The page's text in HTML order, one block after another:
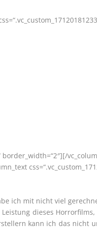
ich mit nicht viel
dieses
kann ich das nicht